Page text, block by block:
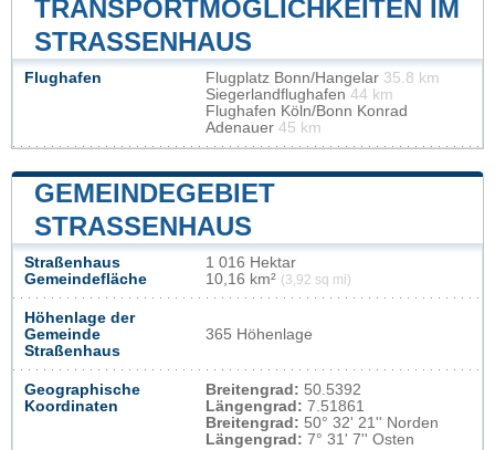
TRANSPORTMÖGLICHKEITEN IM
STRASSENHAUS
Flughafen Flugplatz Bonn/Hangelar 35.8 km
Siegerlandflughafen 44 km
Flughafen Köln/Bonn Konrad
Adenauer 45 km
GEMEINDEGEBIET
STRASSENHAUS
Straßenhaus
Gemeindefläche
1 016 Hektar
10,16 km² (3,92 sq mi)
Höhenlage der
Gemeinde
Straßenhaus
365 Höhenlage
Geographische
Koordinaten
Breitengrad: 50.5392
Längengrad: 7.51861
Breitengrad: 50° 32' 21'' Norden
Längengrad: 7° 31' 7'' Osten